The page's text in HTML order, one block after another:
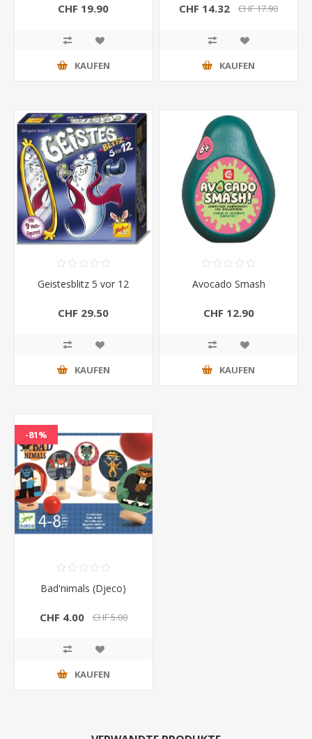
CHF 19.90
KAUFEN
CHF 14.32 CHF 17.90
KAUFEN
Geistesblitz 5 vor 12
CHF 29.50
KAUFEN
Avocado Smash
CHF 12.90
KAUFEN
-81%
Bad'nimals (Djeco)
CHF 4.00 CHF 5.00
KAUFEN